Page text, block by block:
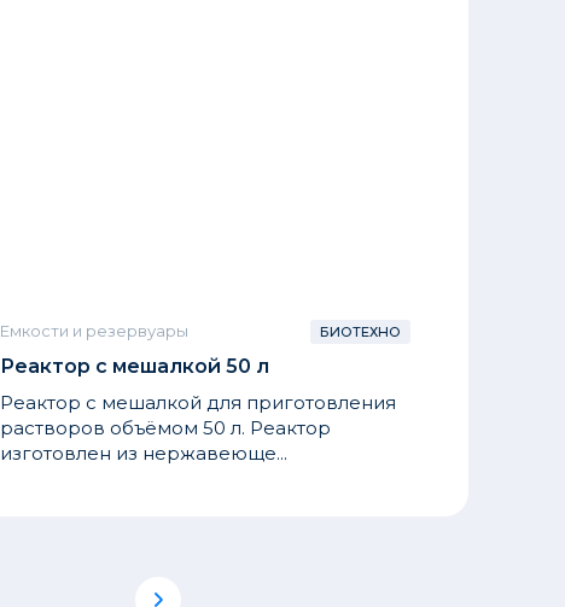
Емкости и резервуары БИОТЕХНО
Реактор с мешалкой 50 л
Реактор с мешалкой для приготовления
растворов объёмом 50 л. Реактор
изготовлен из нержавеюще...